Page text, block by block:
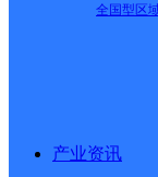
全国型 区
产业资讯